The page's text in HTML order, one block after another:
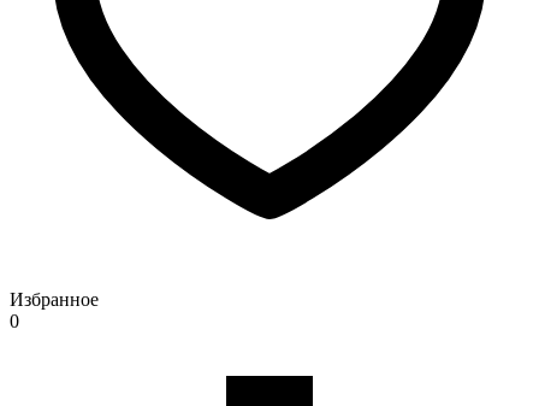
Избранное
0